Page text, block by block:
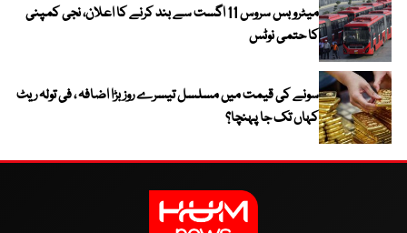
میٹرو بس سروس 11 اگست سے بند کرنے کا اعلان، نجی کمپنی
کا حتمی نوٹس
سونے کی قیمت میں مسلسل تیسرے روز بڑا اضافہ ، فی تولہ ریٹ
کہاں تک جا پہنچا؟